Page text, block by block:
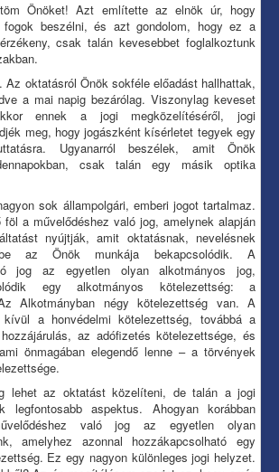
Önöket! Azt említette az elnök úr, hogy
fogok beszélni, és azt gondolom, hogy ez a
csak talán kevesebbet foglalkoztunk
Az oktatásról Önök sokféle előadást hallhattak,
a mai napig bezárólag. Viszonylag keveset
ennek a jogi megközelítéséről, jogi
meg, hogy jogászként kísérletet tegyek egy
Ugyanarról beszélek, amit Önök
csak talán egy másik optika
sok állampolgári, emberi jogot tartalmaz.
a művelődéshez való jog, amelynek alapján
nyújtják, amit oktatásnak, nevelésnek
az Önök munkája bekapcsolódik. A
jog az egyetlen olyan alkotmányos jog,
egy alkotmányos kötelezettség: a
Alkotmányban négy kötelezettség van. A
kívül a honvédelmi kötelezettség, továbbá a
az adófizetés kötelezettsége, és
önmagában elegendő lenne – a törvények
lehet az oktatást közelíteni, de talán a jogi
legfontosabb aspektus. Ahogyan korábban
való jog az egyetlen olyan
amelyhez azonnal hozzákapcsolható egy
Ez egy nagyon különleges jogi helyzet.